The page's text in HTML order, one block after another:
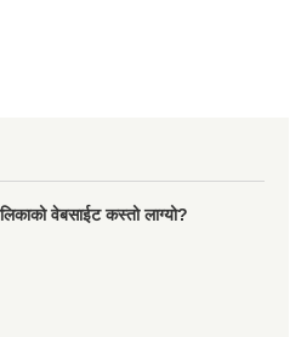
वेबसाईट कस्तो लाग्यो?